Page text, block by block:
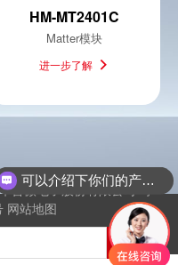
HM-MT2401C
Matter模块
进一步了解
普微电子股份有限公司
粤
网站地图
订阅
可以介绍下你们的产品么